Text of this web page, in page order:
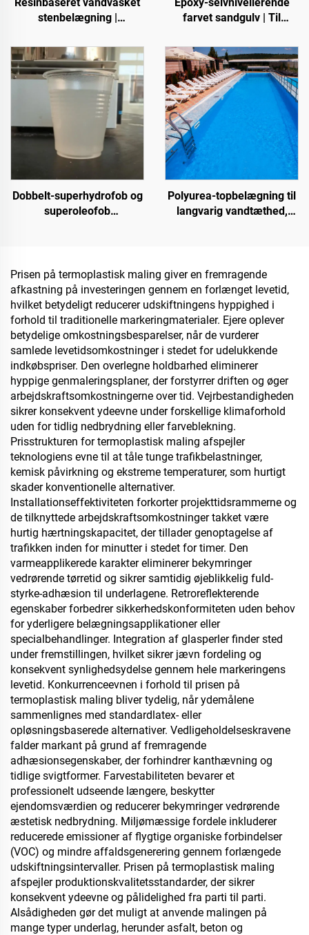
stenbelægning |
krystalsten, stengulv til
kommercielle og private
formål
farvet sandgulv | Til
og high-end-private
projekter
Dobbelt-superhydrofob og
superoleofob
eller i andre scenarier,
hvor hydrofobe og
oleofobe egenskaber
kræves
Polyurea-topbelægning til
langvarig vandtæthed,
Prisen på termoplastisk maling giver en fremragende
afkastning på investeringen gennem en forlænget levetid,
hvilket betydeligt reducerer udskiftningens hyppighed i
forhold til traditionelle markeringmaterialer. Ejere oplever
betydelige omkostningsbesparelser, når de vurderer
samlede levetidsomkostninger i stedet for udelukkende
indkøbspriser. Den overlegne holdbarhed eliminerer
hyppige genmaleringsplaner, der forstyrrer driften og øger
arbejdskraftsomkostningerne over tid. Vejrbestandigheden
sikrer konsekvent ydeevne under forskellige klimaforhold
uden for tidlig nedbrydning eller farveblekning.
Prisstrukturen for termoplastisk maling afspejler
teknologiens evne til at tåle tunge trafikbelastninger,
kemisk påvirkning og ekstreme temperaturer, som hurtigt
skader konventionelle alternativer.
Installationseffektiviteten forkorter projekttidsrammerne og
de tilknyttede arbejdskraftsomkostninger takket være
hurtig hærtningskapacitet, der tillader genoptagelse af
trafikken inden for minutter i stedet for timer. Den
varmeapplikerede karakter eliminerer bekymringer
vedrørende tørretid og sikrer samtidig øjeblikkelig fuld-
styrke-adhæsion til underlagene. Retroreflekterende
egenskaber forbedrer sikkerhedskonformiteten uden behov
for yderligere belægningsapplikationer eller
specialbehandlinger. Integration af glasperler finder sted
under fremstillingen, hvilket sikrer jævn fordeling og
konsekvent synlighedsydelse gennem hele markeringens
levetid. Konkurrenceevnen i forhold til prisen på
termoplastisk maling bliver tydelig, når ydemålene
sammenlignes med standardlatex- eller
opløsningsbaserede alternativer. Vedligeholdelseskravene
falder markant på grund af fremragende
adhæsionsegenskaber, der forhindrer kanthævning og
tidlige svigtformer. Farvestabiliteten bevarer et
professionelt udseende længere, beskytter
ejendomsværdien og reducerer bekymringer vedrørende
æstetisk nedbrydning. Miljømæssige fordele inkluderer
reducerede emissioner af flygtige organiske forbindelser
(VOC) og mindre affaldsgenerering gennem forlængede
udskiftningsintervaller. Prisen på termoplastisk maling
afspejler produktionskvalitetsstandarder, der sikrer
konsekvent ydeevne og pålidelighed fra parti til parti.
Alsådigheden gør det muligt at anvende malingen på
mange typer underlag, herunder asfalt, beton og